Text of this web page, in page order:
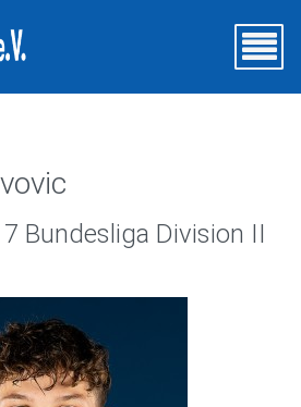
Bundesliga Division II